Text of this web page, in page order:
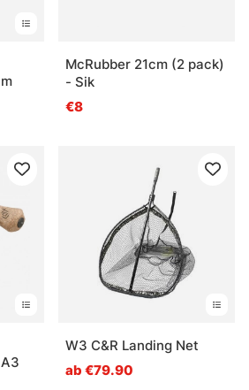
5 SternenMcRubber 21cm (2 pack)
- Sik
€8
5 SternenW3 C&R Landing Net
ab €79.90